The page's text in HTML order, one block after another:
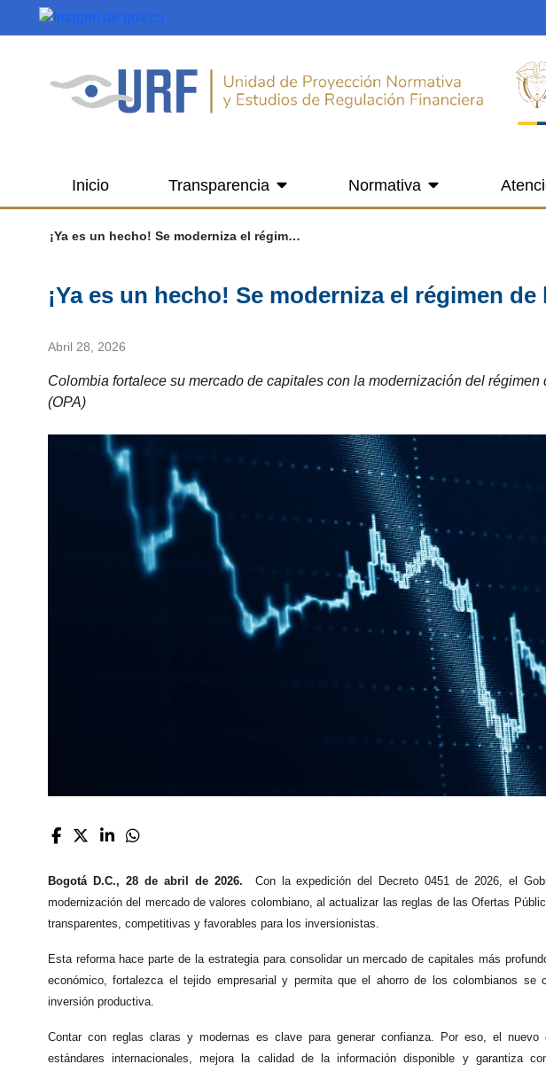
Saltar al contenido principal
Inicio Transparencia Normativa
¡Ya es un hecho! Se moderniza el régimen de las OPA
¡Ya es un hecho! Se moderniza el régimen de
Abril 28, 2026
Colombia fortalece su mercado de capitales con la modernización del
(OPA)
Bogotá D.C., 28 de abril de 2026. Con la expedición del Decreto 0451 de 2026, el
modernización del mercado de valores colombiano, al actualizar las reglas de las Ofertas
transparentes, competitivas y favorables para los inversionistas.
Esta reforma hace parte de la estrategia para consolidar un mercado de capitales más
económico, fortalezca el tejido empresarial y permita que el ahorro de los colombianos se
inversión productiva.
Contar con reglas claras y modernas es clave para generar confianza. Por eso, el nuevo
estándares internacionales, mejora la calidad de la información disponible y garantiza